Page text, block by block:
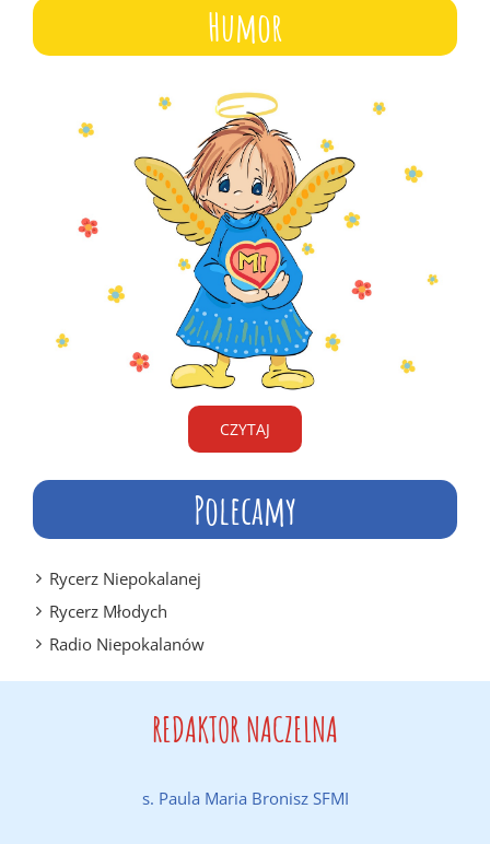
Humor
CZYTAJ
Polecamy
Rycerz Niepokalanej
Rycerz Młodych
Radio Niepokalanów
REDAKTOR NACZELNA
s. Paula Maria Bronisz SFMI